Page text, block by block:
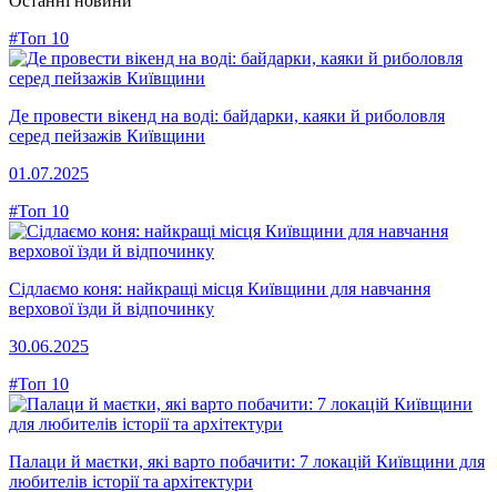
#Топ 10
Де провести вікенд на воді: байдарки, каяки й риболовля
серед пейзажів Київщини
01.07.2025
#Топ 10
Сідлаємо коня: найкращі місця Київщини для навчання
верхової їзди й відпочинку
30.06.2025
#Топ 10
Палаци й маєтки, які варто побачити: 7 локацій Київщини для
любителів історії та архітектури